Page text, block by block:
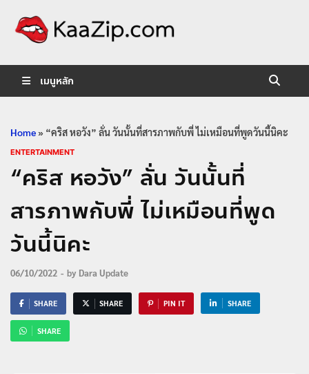
เมนูหลัก
Home» “คริส หอวัง” ลั่น วันนั้นที่สารภาพกับพี่ ไม่เหมือนที่พูดวันนี้นิคะ
ENTERTAINMENT
“คริส หอวัง” ลั่น วันนั้นที่
สารภาพกับพี่ ไม่เหมือนที่พูด
วันนี้นิคะ
06/10/2022 - by Dara Update
SHARE SHARE PIN IT SHARE
SHARE